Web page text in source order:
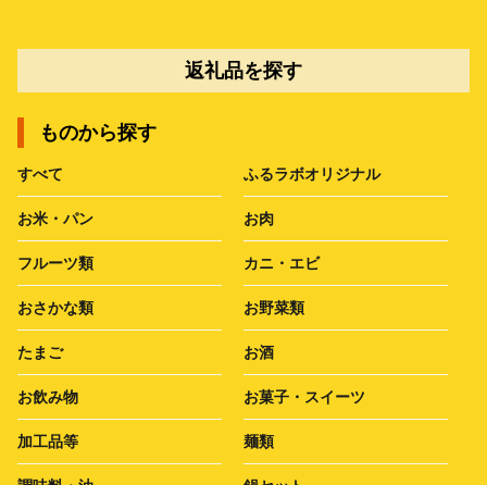
返礼品を探す
ものから探す
すべて ふるラボオリジナル
お米・パン お肉
フルーツ類 カニ・エビ
おさかな類 お野菜類
たまご お酒
お飲み物 お菓子・スイーツ
加工品等 麺類